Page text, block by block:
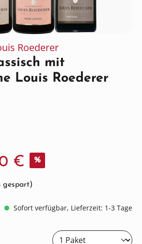
Roederer
mit
Louis Roederer
€ %
gespart)
Sofort verfügbar, Lieferzeit: 1-3 Tage